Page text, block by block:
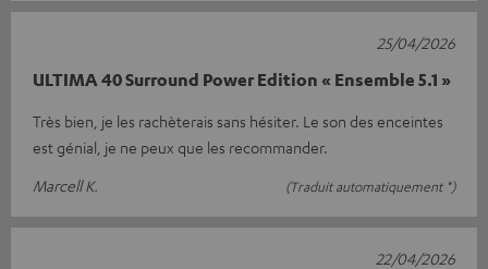
ULTIMA 40 Surround Power Edition « Ensemble 5.1 »
Très bien, je les rachèterais sans hésiter. Le son des enceintes
est génial, je ne peux que les recommander.
Marcell K.
(Traduit automatiquement *)
25/04/2026
22/04/2026